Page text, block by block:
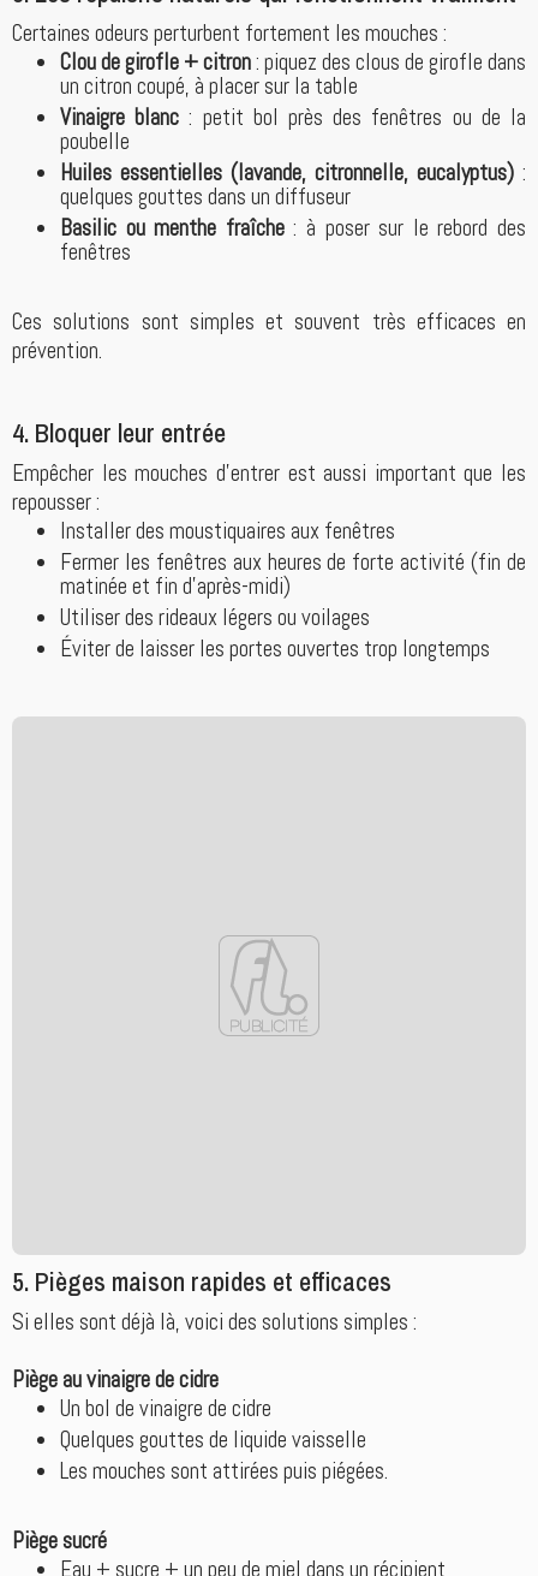
Certaines odeurs perturbent fortement les mouches :
Clou de girofle + citron: piquez des clous de girofle dans
un citron coupé, à placer sur la table
Vinaigre blanc : petit bol près des fenêtres ou de la
poubelle
Huiles essentielles (lavande, citronnelle, eucalyptus) :
quelques gouttes dans un diffuseur
Basilic ou menthe fraîche: à poser sur le rebord des
fenêtres
Ces solutions sont simples et souvent très efficaces en
prévention.
4. Bloquer leur entrée
Empêcher les mouches d’entrer est aussi important que les
repousser :
Installer des moustiquaires aux fenêtres
Fermer les fenêtres aux heures de forte activité (fin de
matinée et fin d’après-midi)
Utiliser des rideaux légers ou voilages
Éviter de laisser les portes ouvertes trop longtemps
5. Pièges maison rapides et efficaces
Si elles sont déjà là, voici des solutions simples :
Piège au vinaigre de cidre
Un bol de vinaigre de cidre
Quelques gouttes de liquide vaisselle
Les mouches sont attirées puis piégées.
Piège sucré
Eau + sucre + un peu de miel dans un récipient